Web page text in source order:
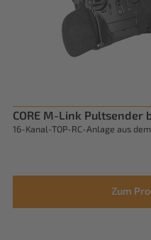
CORE M-Link Pultsender
16-Kanal-TOP-RC-Anlage aus
Zum